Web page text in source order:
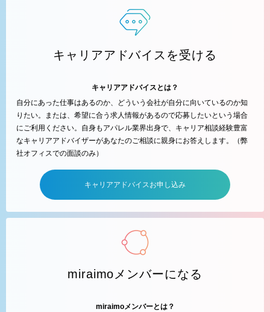
キャリアアドバイスを受ける
キャリアアドバイスとは？
自分にあった仕事はあるのか、どういう会社が自分に向いているのか知
りたい。または、希望に合う求人情報があるので応募したいという場合
にご利用ください。自身もアパレル業界出身で、キャリア相談経験豊富
なキャリアアドバイザーがあなたのご相談に親身にお答えします。（弊
社オフィスでの面談のみ）
キャリアアドバイスお申し込み
miraimoメンバーになる
miraimoメンバーとは？